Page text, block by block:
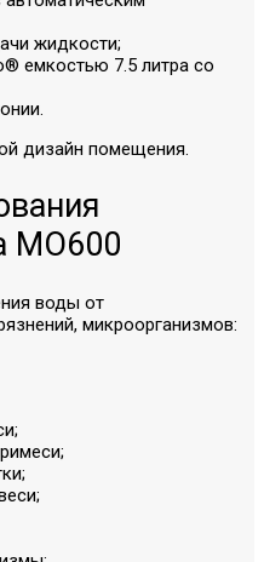
жидкости;
емкостью 7.5 литра со
дизайн помещения.
MO600
воды от
микроорганизмов: